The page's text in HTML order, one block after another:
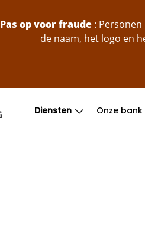
Pas op voor fraude :
de naam, het logo en
Diensten Onze bank